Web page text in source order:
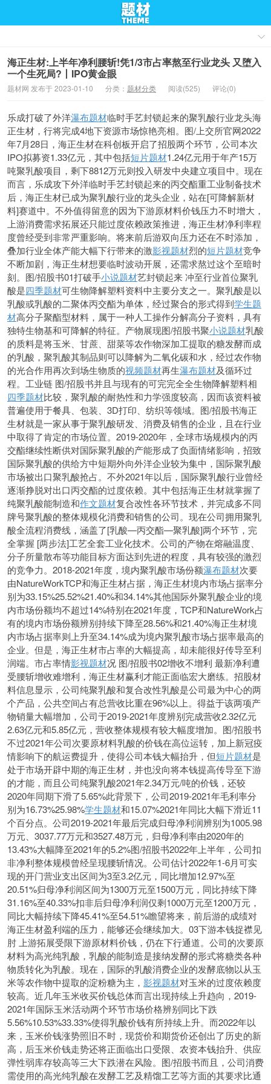
海正生材:上半年净利腰斩!凭1/3市占率熬至行业龙头 又堕入
一个生死局?丨IPO黄金眼
题材网 发布于 2023-01-10 分类： 题材分类 阅读(525) 评论(0)
乐成打破了外洋瀑布题材临时手艺封锁起来的聚乳酸行业龙头海
正生材，行将完成4地下资源市场惊艳亮相。图/上交所官网2022
年7月28日，海正生材在科创板开启了招股两个环节，公司本次
IPO拟募资1.33亿元，其中包括短片题材1.24亿元用于年产15万
吨聚乳酸项目，剩下8812万元则投入研发中央建立项目中。现在
而言，乐成攻下外洋临时手艺封锁起来的丙交酯重工业制备技术
后，海正生材已成为聚乳酸行业的龙头企业，站在[可降解新材
料]赛道中。不外值得留意的因为下游原材料价钱压力不时增大，
上游消费需求拓展还只能过度依赖政策推进，海正生材净利率程
度曾经受到非常严重影响。将来前后游双向压力还在不时添加，
叠加行业全体产能大幅下行带来的激影视题材烈的短片题材竞争
不断加剧，海正生材想要临时波动开展，还需求熬过这个至暗时
刻。图/招股书01打破手小说题材艺封锁起来 冲至行业首位聚乳
酸是四季题材可生物降解塑料资料中主要分支之一。聚乳酸是以
乳酸或乳酸的二聚体丙交酯为单体，经过聚合的形式得到学生题
材高分子聚酯型材料，属于一种人工操作分解高分子资料，具有
独特生物基和可降解的特征。产物展现图/招股书聚小说题材乳酸
的质料是将玉米、甘蔗、甜菜等农作物深加工提取的糖发酵而成
的乳酸，聚乳酸其制品则可以降解为二氧化碳和水，经过农作物
的光合作用再次到场生物质的视频题材再生瀑布题材及循环过
程。工业链 图/招股书并且与现有的可完完全全生物降解塑料相
四季题材比较，聚乳酸的耐热性和力学强度较高，因而该资料被
普遍使用于餐具、包装、3D打印、纺织等领域。图/招股书海正
生材就是一家从事于聚乳酸研发、消费及销售的企业，且在行业
中取得了肯定的市场位置。2019-2020年，全球市场规模内的丙
交酯继续性断供对国际聚乳酸的产能形成了负面情绪影响，招致
国际聚乳酸的供给方中短期外向外洋企业较为集中，国际聚乳酸
市场被出口聚乳酸抢占。不外2021年以后，国际聚乳酸行业曾经
逐渐挣脱对出口丙交酯的过度依赖。其中包括海正生材就掌握了
纯聚乳酸能制造和作文题材复合改性各环节技术，并完成多不同
牌号聚乳酸的整体规模化消费和销售的公司。现在公司拥用聚乳
酸全流程消费线，涵盖了[乳酸—丙交酯—聚乳酸]两个环节，完
全掌握 [两步法]工艺全套工业化技术。公司的产物在熔融温度、
分子所量散布等功能目标方面达到先进的程度，具有较强的激烈
的竞争力。2018-2021年度，境内聚乳酸市场份额瀑布题材次要
由NatureWorkTCP和海正生材占据，海正生材境内市场占据率分
别为33.15%25.52%21.40%和34.14%其他国际外聚乳酸企业的境
内市场份额均不超过14%特别在2021年度，TCP和NatureWork占
有的境内市场份额辨别持续下降至28.56%和21.40%海正生材境
内市场占据率则上升至34.14%成为境内聚乳酸市场占据率最高的
企业。但是，海正生材市占率的大幅提高，却未能很好传导至利
润端。市占率情影视题材况 图/招股书02增收不增利 最新净利遭
受腰斩增收难增利，海正生材赢利才能正面临宏大磨练。招股材
料信息显示，公司纯聚乳酸和复合改性乳酸是公司最为中心的两
个产品，公共空间占有总营收比重在96%以上。得益于该两项产
物销量大幅增加，公司于2019-2021年度辨别完成营收2.32亿元
2.63亿元和5.85亿元，营收整体规模有较大幅度增加。图/招股书
不过2021年公司次要原材料乳酸的价钱在高位运转，加上新冠疫
情影响下的航运费提升，使得公司本钱大幅抬升，但短片题材是
处于市场开辟中期的海正生材，并也没向将本钱提高传导至下游
的才能，而且公司纯聚乳酸2021年2.34万元/吨的价钱，还较
2020年同期下滑了5.65%此背景下，公司2019-2021年毛利率分
别为16.73%25.98%学生题材和15.07%2021年同比大幅下滑近11
个百分点。公司2019-2021年最后完成归母净利润辨别为1005.98
万元、3037.77万元和3527.48万元，归母净利率由2020年的
13.43%大幅降至2021年的5.2%图/招股书2022年上半年，公司扣
非净利整体规模曾经呈现腰斩情况。公司估计2022年1-6月可实
现的开门营业支出区间为3至3.2亿元，同比增加12.97%至
20.51%归母净利润区间为1300万元至1500万元，同比持续下降
31.16%至40.33%扣非后归母净利润仅剩1000万元至1200万元，
同比大幅持续下降45.41%至54.51%瞻望将来，前后游的成绩对
海正生材盈利端的压力，能够还会继续加大。03下游本钱捉襟见
肘 上游拓展受限下游原材料价钱，仍在下行通道。公司的次要原
材料为高光纯乳酸，乳酸的能制造是接纳发酵的形式将糖类各种
物质转化为乳酸。现在，国际的乳酸消费企业的发酵底物以从玉
米等农作物中提取的淀粉糖为主， 影视题材对玉米的过度依赖度
较高。近几年玉米收买价钱总体而言出现持续上升趋向，2019-
2021年国际玉米活动两个环节市场价格辨别同比下跌
5.56%10.53%33.33%使得乳酸价钱有所持续上升。而2022年以
来，玉米价钱涨势照旧不时，现货价和期货价还创出了历史的新
高，后玉米价钱走势还将正面临出口受限、农资本钱抬升、供应
弹性弱库存较高等三大下跌潜在风险。图/招股书而且，公司消费
需使用的高光纯乳酸在发酵工艺及精馏工艺等方面的其要求比通